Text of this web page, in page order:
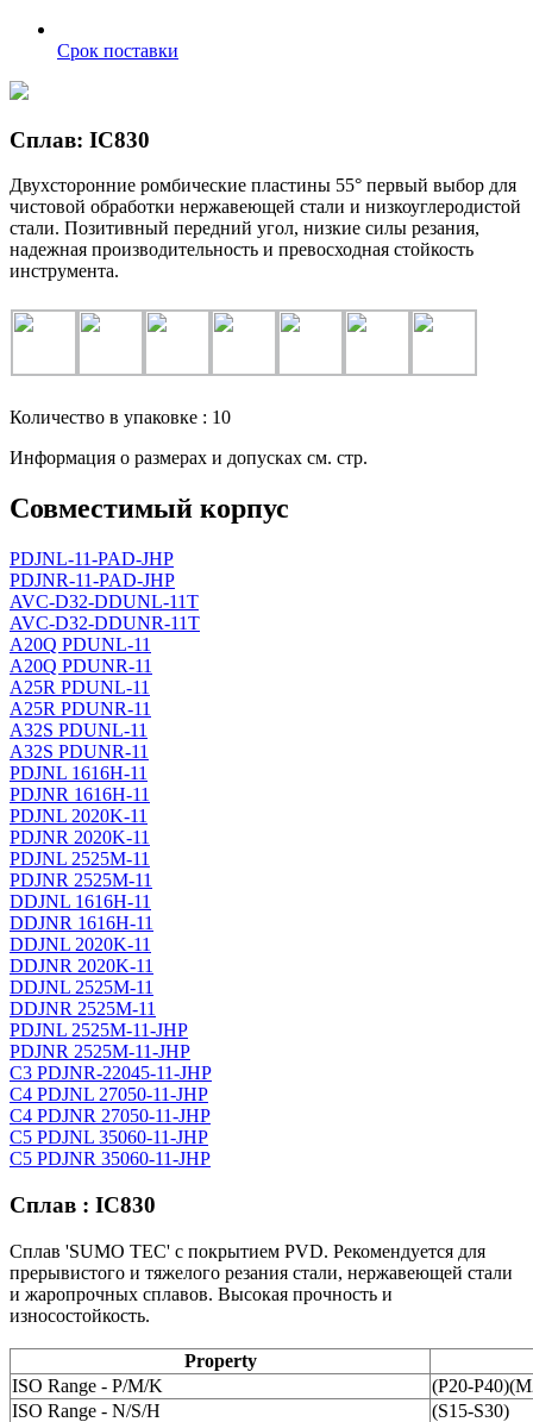
Срок поставки
Сплав: IC830
Двухсторонние ромбические пластины 55° первый выбор для
чистовой обработки нержавеющей стали и низкоуглеродистой
стали. Позитивный передний угол, низкие силы резания,
надежная производительность и превосходная стойкость
инструмента.
Количество в упаковке : 10
Информация о размерах и допусках см. стр.
Совместимый корпус
PDJNL-11-PAD-JHP
PDJNR-11-PAD-JHP
AVC-D32-DDUNL-11T
AVC-D32-DDUNR-11T
A20Q PDUNL-11
A20Q PDUNR-11
A25R PDUNL-11
A25R PDUNR-11
A32S PDUNL-11
A32S PDUNR-11
PDJNL 1616H-11
PDJNR 1616H-11
PDJNL 2020K-11
PDJNR 2020K-11
PDJNL 2525M-11
PDJNR 2525M-11
DDJNL 1616H-11
DDJNR 1616H-11
DDJNL 2020K-11
DDJNR 2020K-11
DDJNL 2525M-11
DDJNR 2525M-11
PDJNL 2525M-11-JHP
PDJNR 2525M-11-JHP
C3 PDJNR-22045-11-JHP
C4 PDJNL 27050-11-JHP
C4 PDJNR 27050-11-JHP
C5 PDJNL 35060-11-JHP
C5 PDJNR 35060-11-JHP
Сплав : IC830
Сплав 'SUMO TEC' с покрытием PVD. Рекомендуется для
прерывистого и тяжелого резания стали, нержавеющей стали
и жаропрочных сплавов. Высокая прочность и
износостойкость.
Property
ISO Range - P/M/K
(P20-
ISO Range - N/S/H
(S15-S30)